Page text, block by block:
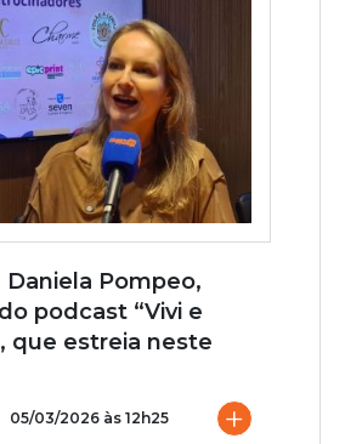
Daniela Pompeo,
podcast “Vivi e
que estreia neste
05/03/2026 às 12h25 +